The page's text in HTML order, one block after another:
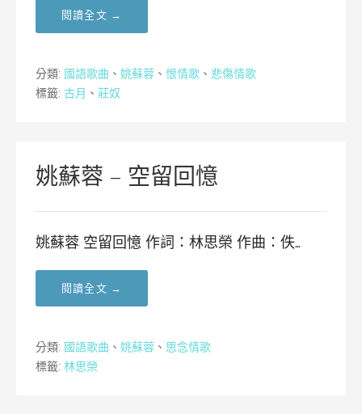
閱讀全文 →
分類: 國語歌曲 、 姚蘇蓉 、 恨情歌 、 悲傷情歌
標籤: 古月 、 莊奴
姚蘇蓉 – 空留回憶
姚蘇蓉 空留回憶 作詞：林思榮 作曲：佚…
閱讀全文 →
分類: 國語歌曲 、 姚蘇蓉 、 思念情歌
標籤: 林思榮